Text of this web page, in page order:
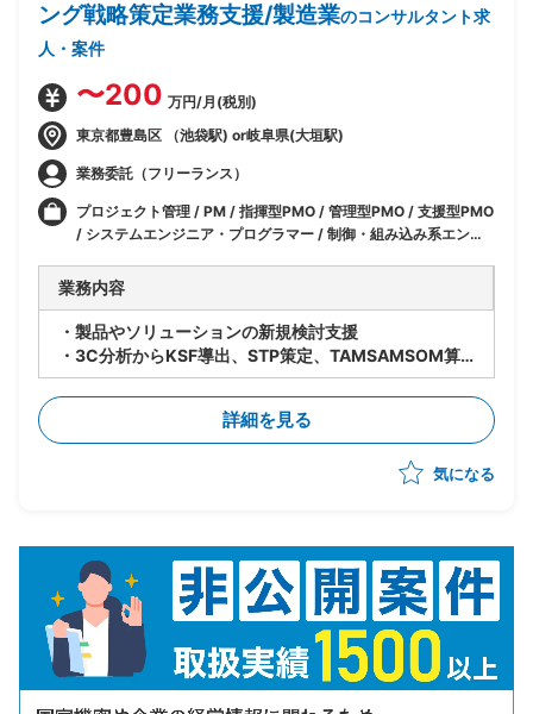
ング戦略策定業務支援/製造業のコンサルタント求
人・案件
〜200 万円/月(税別)
東京都豊島区 （池袋駅) or岐阜県(大垣駅)
業務委託（フリーランス）
プロジェクト管理 / PM / 指揮型PMO / 管理型PMO / 支援型PMO
/ システムエンジニア・プログラマー / 制御・組み込み系エンジ
ロジェクトマネージャー) / PMO / インフラ・ネットワークエン
ジニア / IT / 構想/グランドデザイン/EA / インフラ / セキュリテ
ィ / マーケティング / 市場調査
業務内容
・製品やソリューションの新規検討支援
・3C分析からKSF導出、STP策定、TAMSAMSOM算
出までの戦略構築を支援
・競合/市場調査(顧客インタビュー含む)、自社分析を
もとに戦略立案を実施
・関連するチームメンバーのタスク分割、タスク管理
・東京・岐阜の2チーム体制を前提とし、いずれか一方
詳細を見る
気になる